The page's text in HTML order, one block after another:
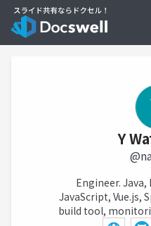
Y
Engineer.
JavaScript, Vue.js,
build tool,